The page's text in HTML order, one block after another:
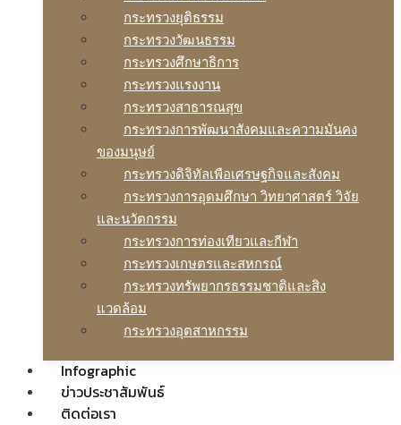
กระทรวงยุติธรรม
กระทรวงวัฒนธรรม
กระทรวงศึกษาธิการ
กระทรวงแรงงาน
กระทรวงสาธารณสุข
กระทรวงการพัฒนาสังคมและความมันคง
ของมนุษย์
กระทรวงดิจิทัลเพือเศรษฐกิจและสังคม
กระทรวงการอุดมศึกษา วิทยาศาสตร์ วิจัย
และนวัตกรรม
กระทรวงการท่องเทียวและกีฬา
กระทรวงเกษตรและสหกรณ์
กระทรวงทรัพยากรธรรมชาติและสิง
แวดล้อม
กระทรวงอุตสาหกรรม
Infographic
ข่าวประชาสัมพันธ์
ติดต่อเรา